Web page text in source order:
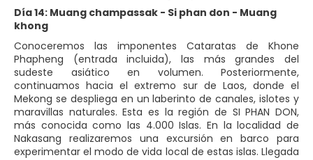
Día 14: Muang champassak - Si phan don - Muang
khong
Conoceremos las imponentes Cataratas de Khone
Phapheng (entrada incluida), las más grandes del
sudeste asiático en volumen. Posteriormente,
continuamos hacia el extremo sur de Laos, donde el
Mekong se despliega en un laberinto de canales, islotes y
maravillas naturales. Esta es la región de SI PHAN DON,
más conocida como las 4.000 Islas. En la localidad de
Nakasang realizaremos una excursión en barco para
experimentar el modo de vida local de estas islas. Llegada